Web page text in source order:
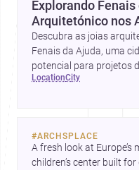
Explorando
Arquitetónico nos
Descubra as joias
Fenais da Ajuda, uma
potencial para projetos
location city
#ARCHSPLACE
A fresh look at
children’s center built